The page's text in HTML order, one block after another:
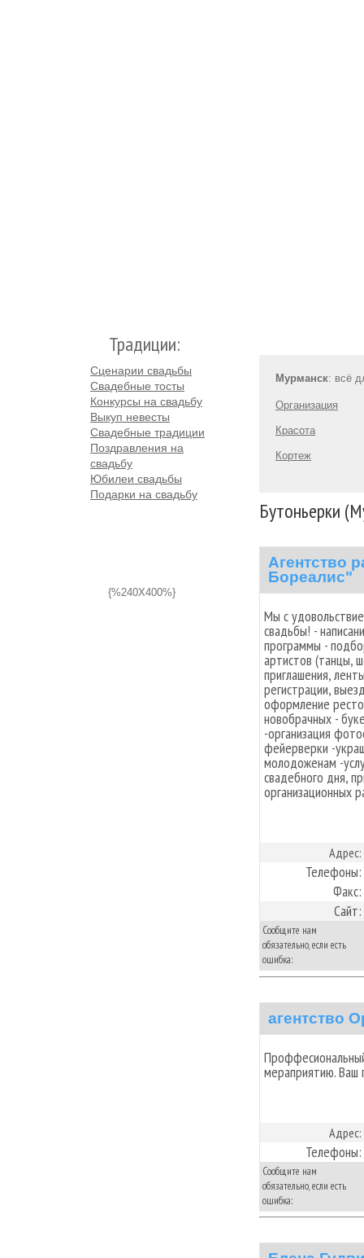
Традиции:
Сценарии свадьбы
Свадебные тосты
Конкурсы на свадьбу
Выкуп невесты
Свадебные традиции
Поздравления на
свадьбу
Юбилеи свадьбы
Подарки на свадьбу
{%240X400%}
Мурманск: всё
Организация
Красота
Кортеж
Бутоньерки
Агентство
Бореалис"
Мы с
свадьбы! -
программы -
артистов (танцы,
приглашения,
регистрации,
оформление
новобрачных -
-организация
фейерверки -
молодоженам -
свадебного дня,
организационных
Адрес:
Телефоны:
Факс:
Сайт:
Сообщите нам
обязательно, если есть
ошибка:
агентство
мераприятию. Ваш
Адрес:
Телефоны:
Сообщите нам
обязательно, если есть
ошибка: